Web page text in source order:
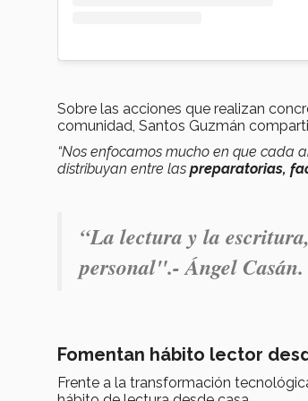
Sobre las acciones que realizan
comunidad, Santos Guzmán
“Nos enfocamos mucho en que cada
distribuyan entre las preparatorias,
“La lectura y la
personal".- Ángel Casán.
Fomentan hábito lector
Frente a la transformación